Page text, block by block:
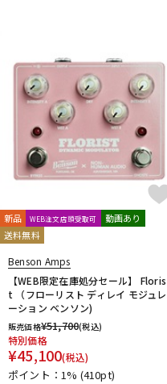
配信/ライブ機器
中古
新品 WEB注文店頭受取可
動画あり
送料無料
Benson Amps
【WEB限定在庫処分セール】 Floris
t （フローリスト ディレイ モジュレ
ーション ベンソン)
販売価格¥51,700(税込)
特別価格
¥45,100(税込)
ポイント：1% (410pt)